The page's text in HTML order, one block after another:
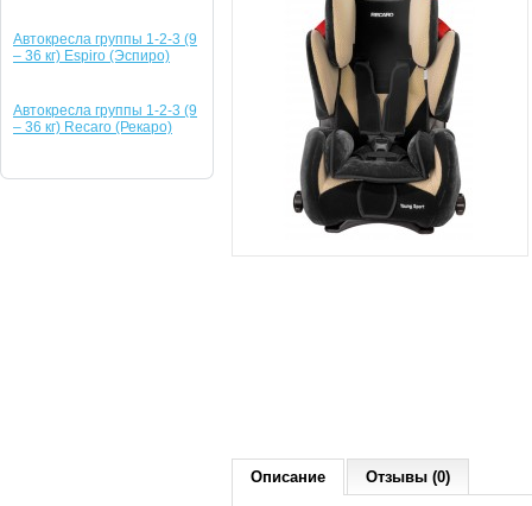
Автокресла группы 1-2-3 (9
– 36 кг) Espiro (Эспиро)
Автокресла группы 1-2-3 (9
– 36 кг) Recaro (Рекаро)
Описание Отзывы (0)